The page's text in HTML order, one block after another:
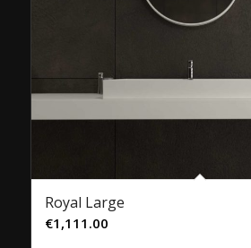
Royal Large
€1,111.00